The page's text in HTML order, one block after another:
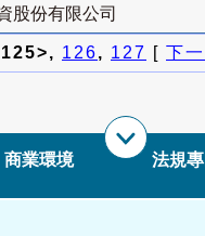
股份有限公司
126, 127 [ 下
商業環境 法規